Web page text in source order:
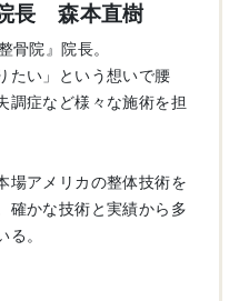
長 森本直樹
骨院』院長。
たい」という想いで腰
調症など様々な施術を担
場アメリカの整体技術を
確かな技術と実績から多
る。